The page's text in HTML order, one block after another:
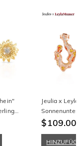
Jeulia x Leyla
Roségold
Silber
$109.00